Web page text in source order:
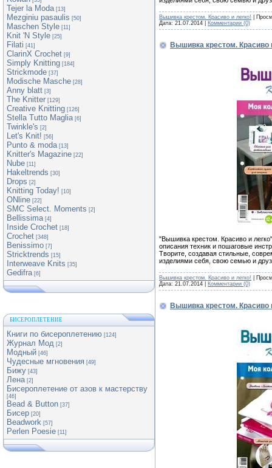
Tejer la Moda [13]
Mezginiu pasaulis [50]
Maschen Style [11]
Knit 'N Style [25]
Filati [41]
ClarinX Crochet [9]
Simply Knitting [184]
Strickmode [37]
Modische Masche [28]
Anny blatt [3]
The Knitter [129]
Creative Knitting [126]
Stella Tutto Maglia [6]
Twinkle's [2]
Let's Knit! [56]
Punto & moda [13]
Knitter's Magazine [22]
Nube [11]
Hakeltrends [30]
Drops [2]
Knitting Today! [10]
ONline [22]
SMC Select. Moments [2]
Bellissima [4]
Inside Crochet [18]
Crochet [348]
Benissimo [7]
Stricktrends [15]
Interweave Knits [35]
Gedifra [6]
БИСЕРОПЛЕТЕНИЕ
Книги по бисероплетению [124]
Журнал Мод [2]
Модный [46]
Чудесные мгновения [49]
Бижу [43]
Лена [2]
Бисероплетение от азов к мастерству
[46]
Bead & Button [37]
Бисер [20]
Beadwork [57]
Perlen Poesie [11]
Вышивка крестом. Красиво и легко! |
Дата: 21.07.2014 Комментарии (0)
Вышивка крестом. Красиво
"Вышивка крестом. Красиво и
описания техник и пошаговые
Творите, создавая стильные,
изделиями себя, свою семью и
Вышивка крестом. Красиво и легко! |
Дата: 21.07.2014 Комментарии (0)
Вышивка крестом. Красиво